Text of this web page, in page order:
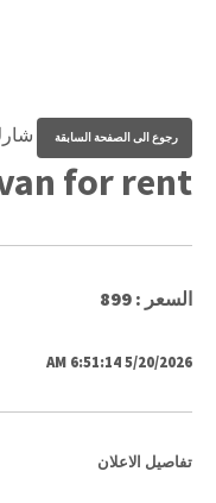
for rent
السعر : 899
5/20/2026 6:51:14 AM
تفاصيل الاعلان